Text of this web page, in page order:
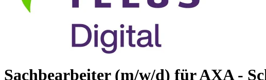
Sachbearbeiter (m/w/d) für AXA -